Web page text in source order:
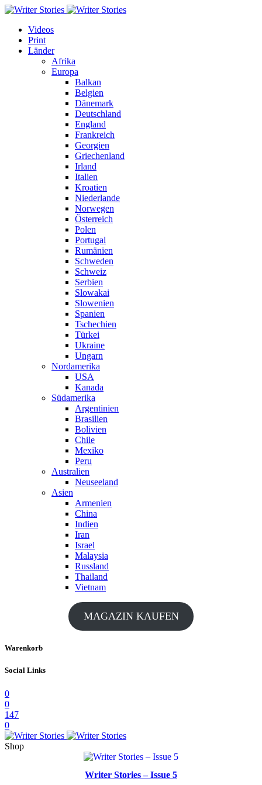
Videos
Print
Länder
Afrika
Europa
Balkan
Belgien
Dänemark
Deutschland
England
Frankreich
Georgien
Griechenland
Irland
Italien
Kroatien
Niederlande
Norwegen
Österreich
Polen
Portugal
Rumänien
Schweden
Schweiz
Serbien
Slowakai
Slowenien
Spanien
Tschechien
Türkei
Ukraine
Ungarn
Nordamerika
USA
Kanada
Südamerika
Argentinien
Brasilien
Bolivien
Chile
Mexiko
Peru
Australien
Neuseeland
Asien
Armenien
China
Indien
Iran
Israel
Malaysia
Russland
Thailand
Vietnam
MAGAZIN KAUFEN
Warenkorb
Social Links
0
0
147
0
Shop
Writer Stories – Issue 5